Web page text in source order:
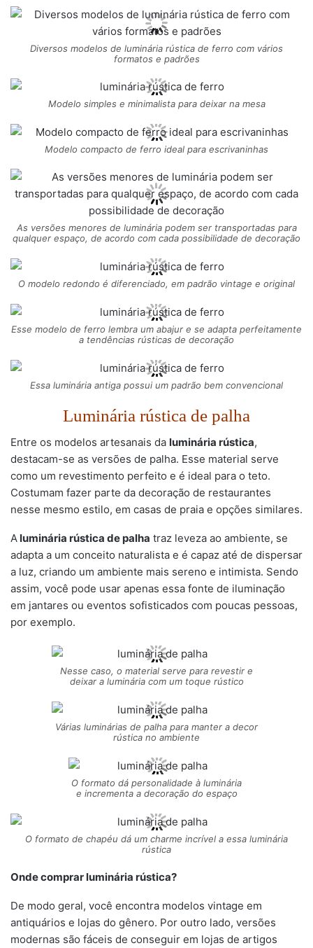
Diversos modelos de luminária rústica de ferro com vários
formatos e padrões
Modelo simples e minimalista para deixar na mesa
Modelo compacto de ferro ideal para escrivaninhas
As versões menores de luminária podem ser transportadas para
qualquer espaço, de acordo com cada possibilidade de decoração
O modelo redondo é diferenciado, em padrão vintage e original
Esse modelo de ferro lembra um abajur e se adapta perfeitamente
a tendências rústicas de decoração
Essa luminária antiga possui um padrão bem convencional
Luminária rústica de palha
Entre os modelos artesanais da luminária rústica,
destacam-se as versões de palha. Esse material serve
como um revestimento perfeito e é ideal para o teto.
Costumam fazer parte da decoração de restaurantes
nesse mesmo estilo, em casas de praia e opções similares.
A luminária rústica de palha traz leveza ao ambiente, se
adapta a um conceito naturalista e é capaz até de dispersar
a luz, criando um ambiente mais sereno e intimista. Sendo
assim, você pode usar apenas essa fonte de iluminação
em jantares ou eventos sofisticados com poucas pessoas,
por exemplo.
Nesse caso, o material serve para revestir e
deixar a luminária com um toque rústico
Várias luminárias de palha para manter a decor
rústica no ambiente
O formato dá personalidade à luminária
e incrementa a decoração do espaço
O formato de chapéu dá um charme incrível a essa luminária
rústica
Onde comprar luminária rústica?
De modo geral, você encontra modelos vintage em
antiquários e lojas do gênero. Por outro lado, versões
modernas são fáceis de conseguir em lojas de artigos